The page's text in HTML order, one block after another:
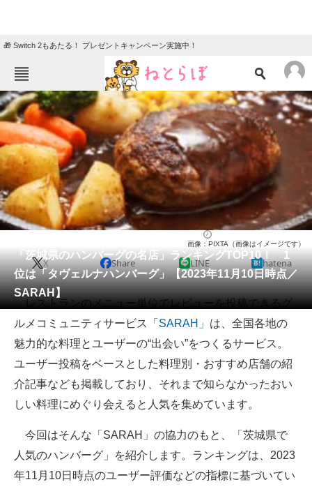
🎁 Switch 2もあたる！ プレゼントキャンペーン実施中！
ねとらぼメニュー
TOP ニュース
エンタメ クイズ
グルメ 地域
住まい 教育・育児
動物
会員記事
メディア
注目記事を集めた総合ページ
ITの今と未来を見通す
スマホと通信の最新トレンド
進化するPCとデバイスの未来
好きが集まる 比べて選べる
ビジネスと働き方のヒント
「茨城県のハンバーグの名店」ランキングTOP10！ 1
位は「タヴェルナハンバーグ」【2023年11月10日時点／
SARAH】
画像：PIXTA（画像はイメージです）
X Share LINE hatena
レストランのメニュー単位でレビューを投稿できるグ
ルメコミュニティサービス
「SARAH」 は、全国各地の
魅力的な料理とユーザーの“出会い”をつくるサービス。
ユーザー投稿をベースとした料理別・おすすめ店舗の紹
介記事なども掲載しており、それまで知らなかったおい
しい料理にめぐり会えると人気を集めています。
今回はそんな「SARAH」の協力のもと、「茨城県で
人気のハンバーグ」を紹介します。ランキングは、2023
年11月10日時点のユーザー評価などの指標に基づいてい